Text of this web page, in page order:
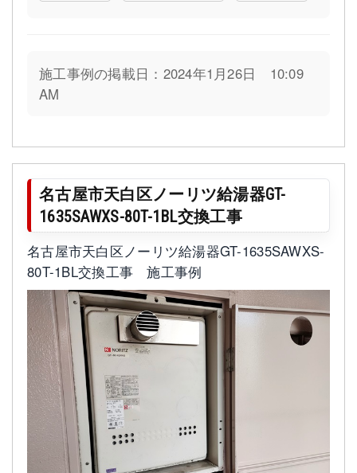
施工事例の掲載日：2024年1月26日 10:09
AM
名古屋市天白区ノーリツ給湯器GT-
1635SAWXS-80T-1BL交換工事
名古屋市天白区ノーリツ給湯器GT-1635SAWXS-
80T-1BL交換工事 施工事例